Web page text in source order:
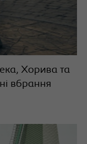
Хорива та
вбрання